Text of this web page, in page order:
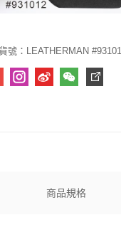
號：LEATHERMAN
商品規格